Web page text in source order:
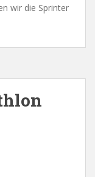
wir die Sprinter